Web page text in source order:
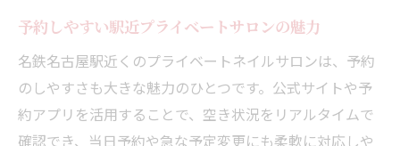
準
予約しやすい駅近プライベートサロンの魅力
名鉄名古屋駅近くのプライベートネイルサロンは、予約
のしやすさも大きな魅力のひとつです。公式サイトや予
約アプリを活用することで、空き状況をリアルタイムで
確認でき、当日予約や急な予定変更にも柔軟に対応しや